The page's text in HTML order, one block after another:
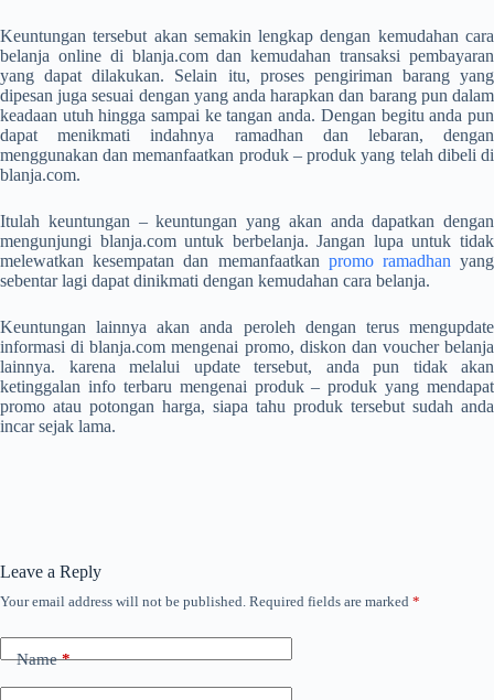
Keuntungan tersebut akan semakin lengkap dengan kemudahan cara
belanja online di blanja.com dan kemudahan transaksi pembayaran
yang dapat dilakukan. Selain itu, proses pengiriman barang yang
dipesan juga sesuai dengan yang anda harapkan dan barang pun dalam
keadaan utuh hingga sampai ke tangan anda. Dengan begitu anda pun
dapat menikmati indahnya ramadhan dan lebaran, dengan
menggunakan dan memanfaatkan produk – produk yang telah dibeli di
blanja.com.
Itulah keuntungan – keuntungan yang akan anda dapatkan dengan
mengunjungi blanja.com untuk berbelanja. Jangan lupa untuk tidak
melewatkan kesempatan dan memanfaatkan promo ramadhan yang
sebentar lagi dapat dinikmati dengan kemudahan cara belanja.
Keuntungan lainnya akan anda peroleh dengan terus mengupdate
informasi di blanja.com mengenai promo, diskon dan voucher belanja
lainnya. karena melalui update tersebut, anda pun tidak akan
ketinggalan info terbaru mengenai produk – produk yang mendapat
promo atau potongan harga, siapa tahu produk tersebut sudah anda
incar sejak lama.
Leave a Reply
Your email address will not be published. Required fields are marked *
Name*